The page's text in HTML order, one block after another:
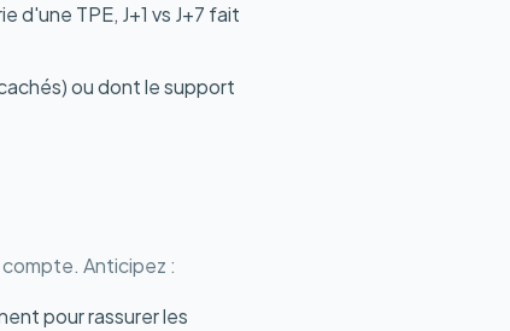
d'une TPE, J+1 vs J+7 fait
ou dont le support
Anticipez :
pour rassurer les